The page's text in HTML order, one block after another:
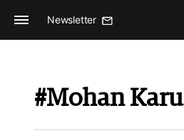
Newsletter
#Mohan